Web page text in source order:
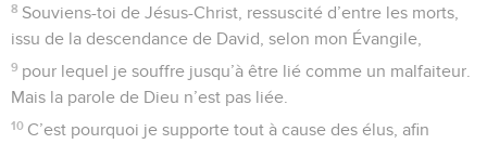
8 Souviens-toi de Jésus-Christ, ressuscité d’entre les morts,
issu de la descendance de David, selon mon Évangile,
9 pour lequel je souffre jusqu’à être lié comme un malfaiteur.
Mais la parole de Dieu n’est pas liée.
10 C’est pourquoi je supporte tout à cause des élus, afin